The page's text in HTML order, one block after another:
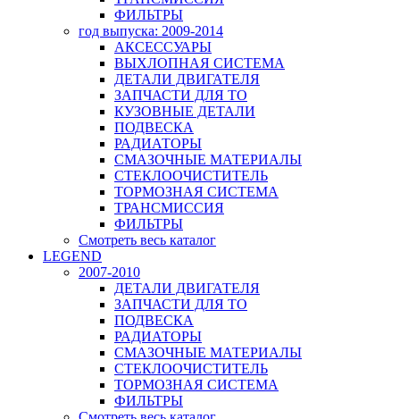
ФИЛЬТРЫ
год выпуска: 2009-2014
АКСЕССУАРЫ
ВЫХЛОПНАЯ СИСТЕМА
ДЕТАЛИ ДВИГАТЕЛЯ
ЗАПЧАСТИ ДЛЯ ТО
КУЗОВНЫЕ ДЕТАЛИ
ПОДВЕСКА
РАДИАТОРЫ
СМАЗОЧНЫЕ МАТЕРИАЛЫ
СТЕКЛООЧИСТИТЕЛЬ
ТОРМОЗНАЯ СИСТЕМА
ТРАНСМИССИЯ
ФИЛЬТРЫ
Смотреть весь каталог
LEGEND
2007-2010
ДЕТАЛИ ДВИГАТЕЛЯ
ЗАПЧАСТИ ДЛЯ ТО
ПОДВЕСКА
РАДИАТОРЫ
СМАЗОЧНЫЕ МАТЕРИАЛЫ
СТЕКЛООЧИСТИТЕЛЬ
ТОРМОЗНАЯ СИСТЕМА
ФИЛЬТРЫ